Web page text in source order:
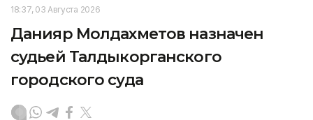
18:37, 03 Августа 2026
Данияр Молдахметов назначен
судьей Талдыкорганского
городского суда